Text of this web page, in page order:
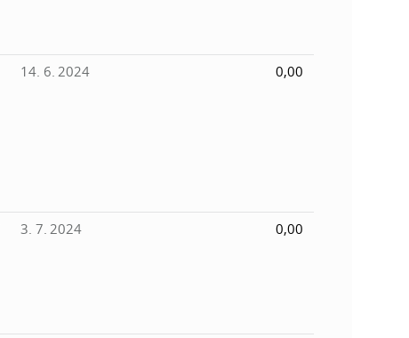
14. 6. 2024 0,00
3. 7. 2024 0,00